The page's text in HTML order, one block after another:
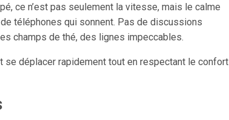
ce n’est pas seulement la vitesse, mais le calme
téléphones qui sonnent. Pas de discussions
champs de thé, des lignes impeccables.
se déplacer rapidement tout en respectant le confort